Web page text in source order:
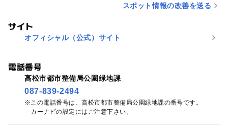
スポット情報の改善を送る
サイト
オフィシャル（公式）サイト
電話番号
高松市都市整備局公園緑地課
087-839-2494
この電話番号は、高松市都市整備局公園緑地課の番号です。
カーナビの設定にはご注意下さい。